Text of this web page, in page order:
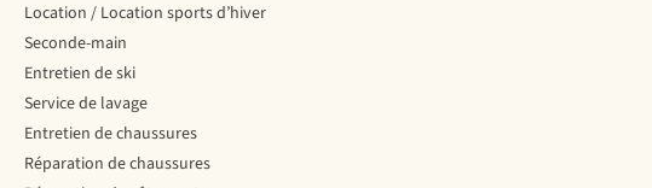
Location / Location sports d’hiver
Seconde-main
Entretien de ski
Service de lavage
Entretien de chaussures
Réparation de chaussures